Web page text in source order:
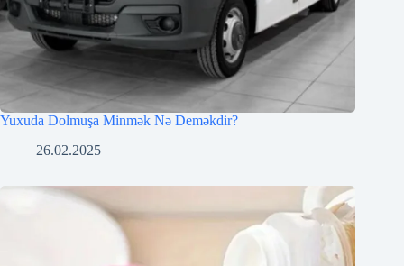
Yuxuda Dolmuşa Minmək Nə Deməkdir?
26.02.2025